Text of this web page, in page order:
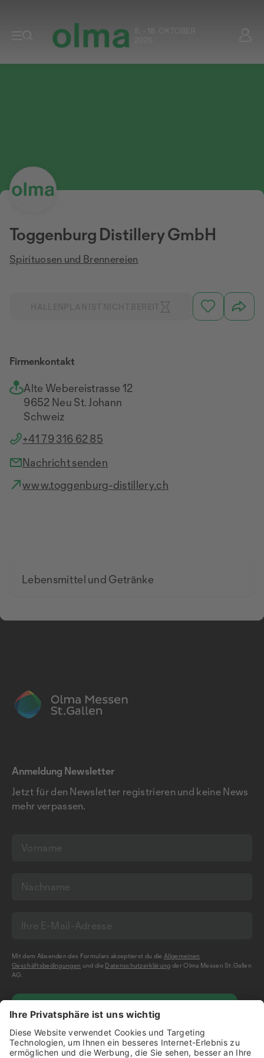
8. - 18. OKTOBER
Toggenburg Distillery GmbH
Spirituosen und Brennereien
Firmenkontakt
Alte Webereistrasse 12
9652 Neu St. Johann
Schweiz
+41 79 316 62 85
Nachricht senden
www.toggenburg-distillery.ch
Lebensmittel und Getränke
Anmeldung Newsletter
Jetzt für den Newsletter registrieren und keine News
mehr verpassen.
Mit dem Absenden des Formulars akzeptierst du dieAllgemeinen
Geschäftsbedingungen und die Datenschutzerklärung der Olma Messen St.Gallen
AG.